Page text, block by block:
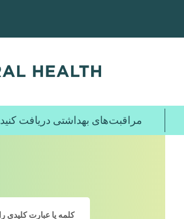
محتوای
مراقبت‌های بهداشتی دریافت کنید